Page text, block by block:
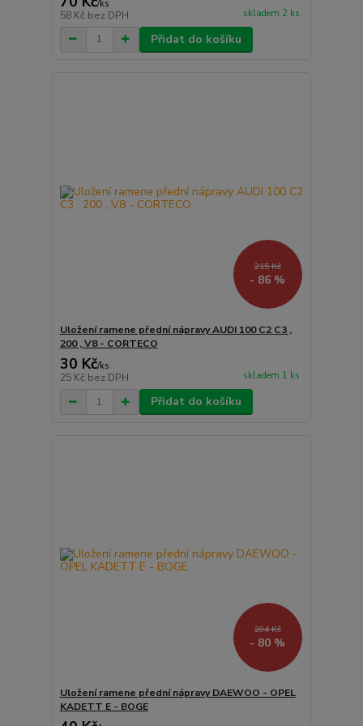
/ks
58 Kč bez DPH skladem 2 ks
Přidat do košíku
215 Kč
- 86 %
Uložení ramene přední nápravy AUDI 100 C2 C3 ,
200 , V8 - CORTECO
30 Kč/ks
25 Kč bez DPH skladem 1 ks
Přidat do košíku
204 Kč
- 80 %
Uložení ramene přední nápravy DAEWOO - OPEL
KADETT E - BOGE